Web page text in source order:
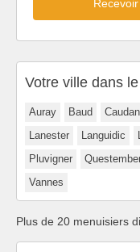
Votre ville dans
Auray Baud Caudan
Lanester
Languidic
Pluvigner
Vannes
Plus de 20 menuisiers